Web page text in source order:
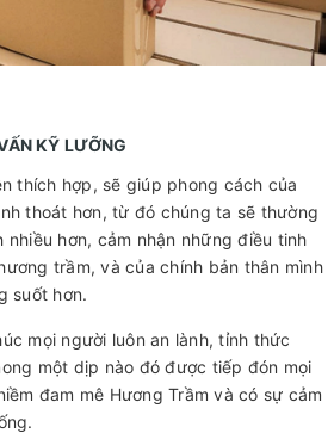
KỸ LƯỠNG
thích hợp, sẽ giúp phong cách của
thoát hơn, từ đó chúng ta sẽ thường
nhiều hơn, cảm nhận những điều tinh
trầm, và của chính bản thân mình
suốt hơn.
mọi người luôn an lành, tỉnh thức
một dịp nào đó được tiếp đón mọi
đam mê Hương Trầm và có sự cảm